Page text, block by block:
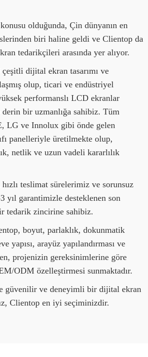
olduğunda, Çin dünyanın en
biri haline geldi ve Clientop da
tedarikçileri arasında yer alıyor.
çeşitli dijital ekran tasarımı ve
olup, ticari ve endüstriyel
performanslı LCD ekranlar
derin bir uzmanlığa sahibiz. Tüm
LG ve Innolux gibi önde gelen
panelleriyle üretilmekte olup,
netlik ve uzun vadeli kararlılık
hızlı teslimat sürelerimiz ve sorunsuz
yıl garantimizle desteklenen son
tedarik zincirine sahibiz.
boyut, parlaklık, dokunmatik
yapısı, arayüz yapılandırması ve
projenizin gereksinimlerine göre
ODM özelleştirmesi sunmaktadır.
güvenilir ve deneyimli bir dijital ekran
Clientop en iyi seçiminizdir.